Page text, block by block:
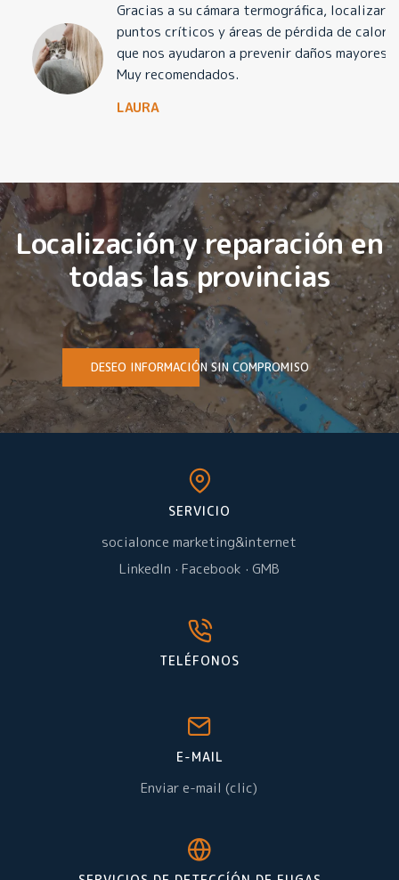
Gracias a su cámara termográfica, localizaron
puntos críticos y áreas de pérdida de calor
que nos ayudaron a prevenir daños mayores.
Muy recomendados.
LAURA
Localización y reparación en
todas las provincias
DESEO INFORMACIÓN SIN COMPROMISO
SERVICIO
socialonce marketing&internet
LinkedIn · Facebook · GMB
TELÉFONOS
E-MAIL
Enviar e-mail (clic)